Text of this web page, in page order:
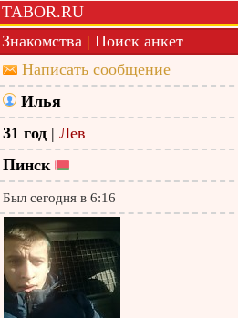
TABOR.RU
Знакомства | Поиск анкет
Написать сообщение
Илья
31 год | Лев
Пинск
Был сегодня в 6:16